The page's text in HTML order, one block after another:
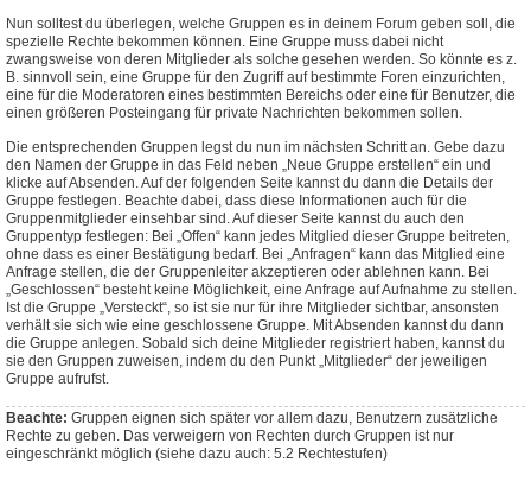
Nun solltest du überlegen, welche Gruppen es in deinem Forum geben soll, die
spezielle Rechte bekommen können. Eine Gruppe muss dabei nicht
zwangsweise von deren Mitglieder als solche gesehen werden. So könnte es z.
B. sinnvoll sein, eine Gruppe für den Zugriff auf bestimmte Foren einzurichten,
eine für die Moderatoren eines bestimmten Bereichs oder eine für Benutzer, die
einen größeren Posteingang für private Nachrichten bekommen sollen.
Die entsprechenden Gruppen legst du nun im nächsten Schritt an. Gebe dazu
den Namen der Gruppe in das Feld neben „Neue Gruppe erstellen“ ein und
klicke auf Absenden. Auf der folgenden Seite kannst du dann die Details der
Gruppe festlegen. Beachte dabei, dass diese Informationen auch für die
Gruppenmitglieder einsehbar sind. Auf dieser Seite kannst du auch den
Gruppentyp festlegen: Bei „Offen“ kann jedes Mitglied dieser Gruppe beitreten,
ohne dass es einer Bestätigung bedarf. Bei „Anfragen“ kann das Mitglied eine
Anfrage stellen, die der Gruppenleiter akzeptieren oder ablehnen kann. Bei
„Geschlossen“ besteht keine Möglichkeit, eine Anfrage auf Aufnahme zu stellen.
Ist die Gruppe „Versteckt“, so ist sie nur für ihre Mitglieder sichtbar, ansonsten
verhält sie sich wie eine geschlossene Gruppe. Mit Absenden kannst du dann
die Gruppe anlegen. Sobald sich deine Mitglieder registriert haben, kannst du
sie den Gruppen zuweisen, indem du den Punkt „Mitglieder“ der jeweiligen
Gruppe aufrufst.
Beachte: Gruppen eignen sich später vor allem dazu, Benutzern zusätzliche
Rechte zu geben. Das verweigern von Rechten durch Gruppen ist nur
eingeschränkt möglich (siehe dazu auch: 5.2 Rechtestufen)